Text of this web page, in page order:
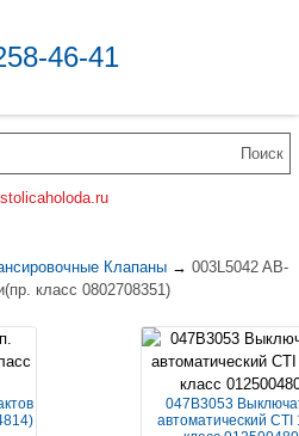
46-41
Клапаны → 003L5042 AB-
класс 0802708351)
047B3053
автоматический CTI